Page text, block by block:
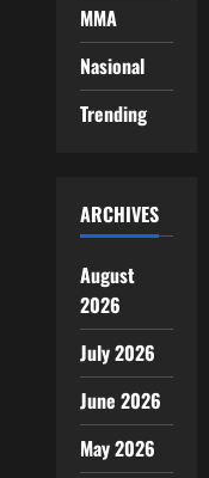
MMA
Nasional
Trending
ARCHIVES
August
2026
July 2026
June 2026
May 2026